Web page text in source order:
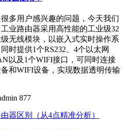
多用户感兴趣的问题，今天我们
业路由器采用高性能的工业级32
无线模块，以嵌入式实时操作系
时提供1个RS232、4个以太网
以及1个WIFI接口，可同时连接
和WIFI设备，实现数据透明传输
877